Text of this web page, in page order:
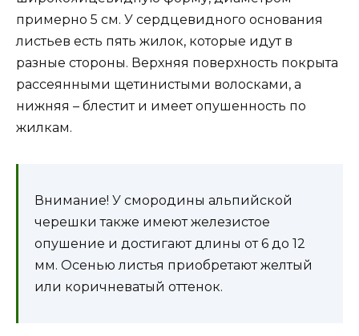
примерно 5 см. У сердцевидного основания
листьев есть пять жилок, которые идут в
разные стороны. Верхняя поверхность покрыта
рассеянными щетинистыми волосками, а
нижняя – блестит и имеет опушенность по
жилкам.
Внимание! У смородины альпийской
черешки также имеют железистое
опушение и достигают длины от 6 до 12
мм. Осенью листья приобретают желтый
или коричневатый оттенок.